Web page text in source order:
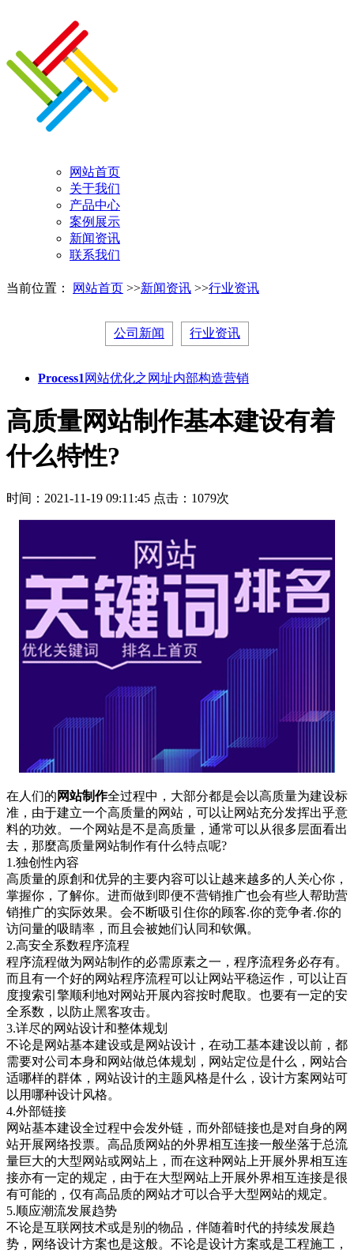
网站首页
关于我们
产品中心
案例展示
新闻资讯
联系我们
当前位置： 网站首页 >>新闻资讯 >>行业资讯
公司新闻 行业资讯
Process1 网站优化之网址内部构造营销
高质量网站制作基本建设有着
什么特性?
时间：2021-11-19 09:11:45 点击：1079次
在人们的 网站制作全过程中，大部分都是会以高质量为建设标
准，由于建立一个高质量的网站，可以让网站充分发挥出乎意
料的功效。一个网站是不是高质量，通常可以从很多层面看出
去，那麼高质量网站制作有什么特点呢?
1.独创性內容
高质量的原創和优异的主要内容可以让越来越多的人关心你，
掌握你，了解你。进而做到即便不营销推广也会有些人帮助营
销推广的实际效果。会不断吸引住你的顾客.你的竞争者.你的
访问量的吸睛率，而且会被她们认同和钦佩。
2.高安全系数程序流程
程序流程做为网站制作的必需原素之一，程序流程务必存有。
而且有一个好的网站程序流程可以让网站平稳运作，可以让百
度搜索引擎顺利地对网站开展內容按时爬取。也要有一定的安
全系数，以防止黑客攻击。
3.详尽的网站设计和整体规划
不论是网站基本建设或是网站设计，在动工基本建设以前，都
需要对公司本身和网站做总体规划，网站定位是什么，网站合
适哪样的群体，网站设计的主题风格是什么，设计方案网站可
以用哪种设计风格。
4.外部链接
网站基本建设全过程中会发外链，而外部链接也是对自身的网
站开展网络投票。高品质网站的外界相互连接一般坐落于总流
量巨大的大型网站或网站上，而在这种网站上开展外界相互连
接亦有一定的规定，由于在大型网站上开展外界相互连接是很
有可能的，仅有高品质的网站才可以合乎大型网站的规定。
5.顺应潮流发展趋势
不论是互联网技术或是别的物品，伴随着时代的持续发展趋
势，网络设计方案也是这般。不论是设计方案或是工程施工，